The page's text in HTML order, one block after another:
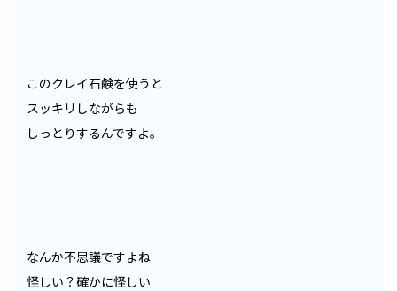
このクレイ石鹸を使うと
スッキリしながらも
しっとりするんですよ。
なんか不思議ですよね
怪しい？確かに怪しい